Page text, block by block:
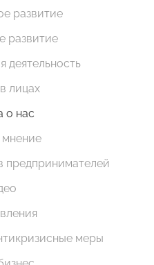
развитие
развитие
деятельность
лицах
о нас
предпринимателей
меры